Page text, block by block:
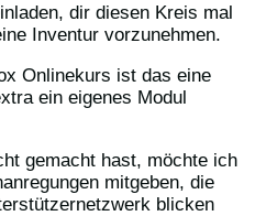
dir diesen Kreis mal
Inventur vorzunehmen.
Onlinekurs ist das eine
ein eigenes Modul
gemacht hast, möchte ich
mitgeben, die
blicken